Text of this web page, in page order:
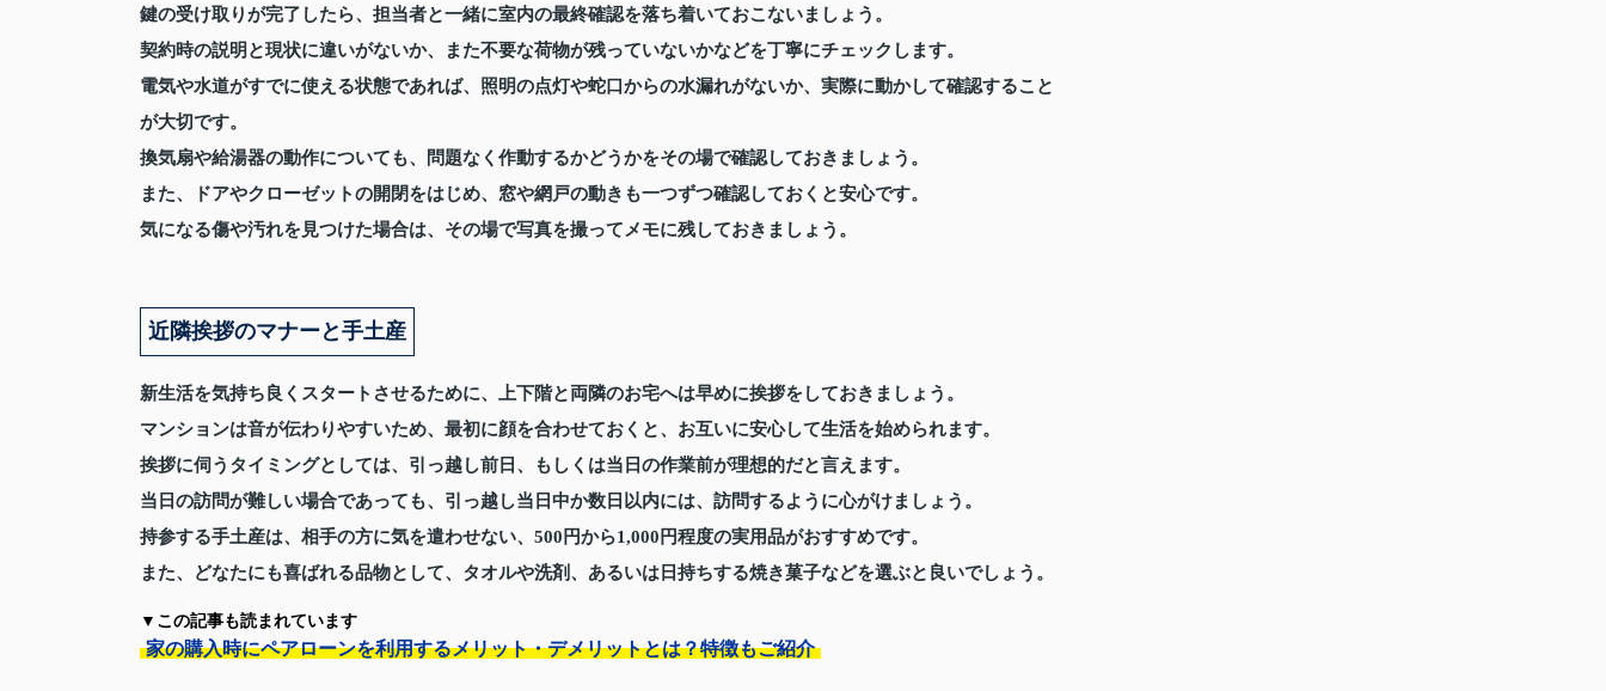
鍵の受け取りが完了したら、担当者と一緒に室内の最終確認を落ち着いておこないましょう。
契約時の説明と現状に違いがないか、また不要な荷物が残っていないかなどを丁寧にチェックします。
電気や水道がすでに使える状態であれば、照明の点灯や蛇口からの水漏れがないか、実際に動かして確認すること
が大切です。
換気扇や給湯器の動作についても、問題なく作動するかどうかをその場で確認しておきましょう。
また、ドアやクローゼットの開閉をはじめ、窓や網戸の動きも一つずつ確認しておくと安心です。
気になる傷や汚れを見つけた場合は、その場で写真を撮ってメモに残しておきましょう。
近隣挨拶のマナーと手土産
新生活を気持ち良くスタートさせるために、上下階と両隣のお宅へは早めに挨拶をしておきましょう。
マンションは音が伝わりやすいため、最初に顔を合わせておくと、お互いに安心して生活を始められます。
挨拶に伺うタイミングとしては、引っ越し前日、もしくは当日の作業前が理想的だと言えます。
当日の訪問が難しい場合であっても、引っ越し当日中か数日以内には、訪問するように心がけましょう。
持参する手土産は、相手の方に気を遣わせない、500円から1,000円程度の実用品がおすすめです。
また、どなたにも喜ばれる品物として、タオルや洗剤、あるいは日持ちする焼き菓子などを選ぶと良いでしょう。
▼この記事も読まれています
家の購入時にペアローンを利用するメリット・デメリットとは？特徴もご紹介